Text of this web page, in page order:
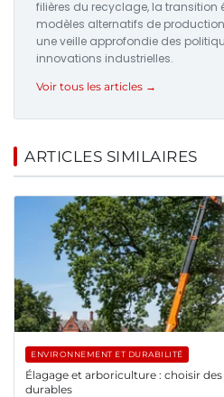
filières du recyclage, la transition
modèles alternatifs de
une veille approfondie des
innovations industrielles.
Voir tous les articles →
ARTICLES SIMILAIRES
ENVIRONNEMENT ET DURABILITÉ
Élagage et arboriculture : choisir
durables